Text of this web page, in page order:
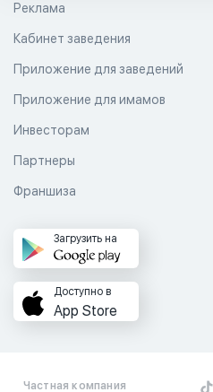
Реклама
Кабинет заведения
Приложение для заведений
Приложение для имамов
Инвесторам
Партнеры
Франшиза
Загрузить на
Доступно в
App Store
Частная компания